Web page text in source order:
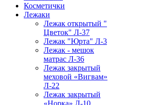
Косметички
Лежаки
Лежак открытый "
Цветок" Л-37
Лежак "Юрта" Л-3
Лежак - мешок
матрас Л-36
Лежак закрытый
меховой «Вигвам»
Л-22
Лежак закрытый